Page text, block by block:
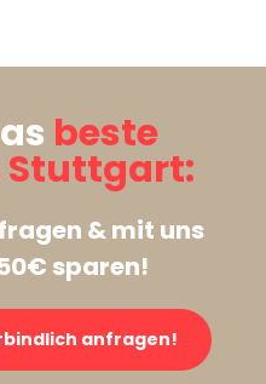
beste
Stuttgart:
& mit uns
sparen!
anfragen!